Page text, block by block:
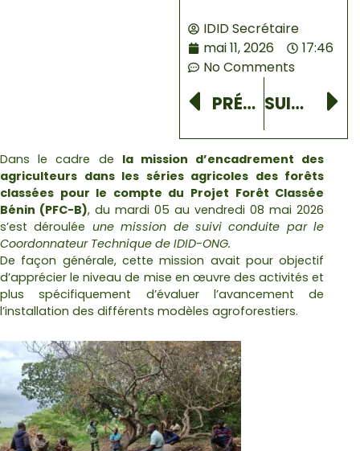
IDID Secrétaire
mai 11, 2026
17:46
No Comments
Prev
PRÉCÉDENT SUIVANT
Dans le cadre de la mission d’encadrement des
agriculteurs dans les séries agricoles des forêts
classées pour le compte du Projet Forêt Classée
Bénin (PFC-B), du mardi 05 au vendredi 08 mai 2026
s’est déroulée une mission de suivi conduite par le
Coordonnateur Technique de IDID-ONG.
De façon générale, cette mission avait pour objectif
d’apprécier le niveau de mise en œuvre des activités et
plus spécifiquement d’évaluer l’avancement de
l’installation des différents modèles agroforestiers.